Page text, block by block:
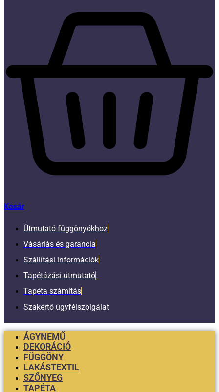
Kosár
Útmutató függönyökhoz
Vásárlás és garancia
Szállítási információk
Tapétázási útmutató
Tapéta számítás
Szakértő ügyfélszolgálat
ÁGYNEMŰ
DEKORÁCIÓ
FÜGGÖNY
LAKÁSTEXTIL
SZŐNYEG
TAPÉTA